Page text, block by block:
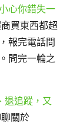
心你錯失一
買東西都超
報完電話問
問完一輪之
退追蹤，又
關於